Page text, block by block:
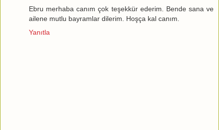
Ebru merhaba canım çok teşekkür ederim. Bende sana ve
ailene mutlu bayramlar dilerim. Hoşça kal canım.
Yanıtla